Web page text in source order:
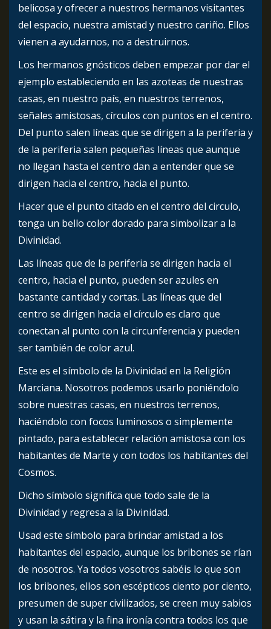
belicosa y ofrecer a nuestros hermanos visitantes
del espacio, nuestra amistad y nuestro cariño. Ellos
vienen a ayudarnos, no a destruirnos.
Los hermanos gnósticos deben empezar por dar el
ejemplo estableciendo en las azoteas de nuestras
casas, en nuestro país, en nuestros terrenos,
señales amistosas, círculos con puntos en el centro.
Del punto salen líneas que se dirigen a la periferia y
de la periferia salen pequeñas líneas que aunque
no llegan hasta el centro dan a entender que se
dirigen hacia el centro, hacia el punto.
Hacer que el punto citado en el centro del circulo,
tenga un bello color dorado para simbolizar a la
Divinidad.
Las líneas que de la periferia se dirigen hacia el
centro, hacia el punto, pueden ser azules en
bastante cantidad y cortas. Las líneas que del
centro se dirigen hacia el círculo es claro que
conectan al punto con la circunferencia y pueden
ser también de color azul.
Este es el símbolo de la Divinidad en la Religión
Marciana. Nosotros podemos usarlo poniéndolo
sobre nuestras casas, en nuestros terrenos,
haciéndolo con focos luminosos o simplemente
pintado, para establecer relación amistosa con los
habitantes de Marte y con todos los habitantes del
Cosmos.
Dicho símbolo significa que todo sale de la
Divinidad y regresa a la Divinidad.
Usad este símbolo para brindar amistad a los
habitantes del espacio, aunque los bribones se rían
de nosotros. Ya todos vosotros sabéis lo que son
los bribones, ellos son escépticos ciento por ciento,
presumen de super civilizados, se creen muy sabios
y usan la sátira y la fina ironía contra todos los que